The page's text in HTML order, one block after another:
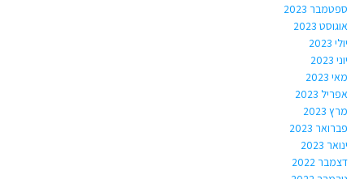
ספטמבר 2023
אוגוסט 2023
יולי 2023
יוני 2023
מאי 2023
אפריל 2023
מרץ 2023
פברואר 2023
ינואר 2023
דצמבר 2022